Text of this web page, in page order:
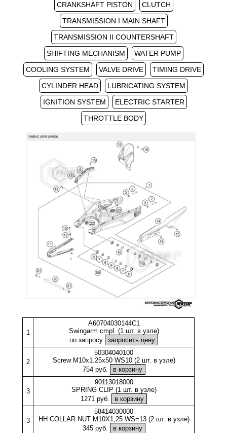
CRANKSHAFT PISTON
CLUTCH
TRANSMISSION I MAIN SHAFT
TRANSMISSION II COUNTERSHAFT
SHIFTING MECHANISM
WATER PUMP
COOLING SYSTEM
VALVE DRIVE
TIMING DRIVE
CYLINDER HEAD
LUBRICATING SYSTEM
IGNITION SYSTEM
ELECTRIC STARTER
THROTTLE BODY
1
A60704030144C1
Swingarm cmpl. (1 шт. в узле)
по запросу
2
50304040100
Screw M10x1.25x50 WS10 (2 шт. в узле)
754 руб.
3
90113018000
SPRING CLIP (1 шт. в узле)
1271 руб.
3
58414030000
HH COLLAR NUT M10X1,25 WS=13 (2 шт. в узле)
345 руб.